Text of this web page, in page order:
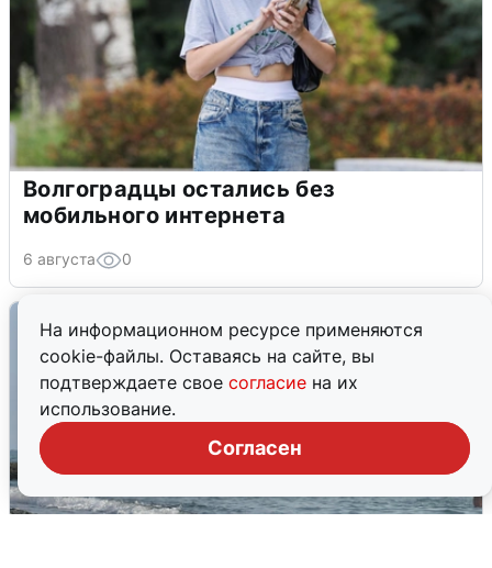
На информационном ресурсе применяются
cookie-файлы. Оставаясь на сайте, вы
подтверждаете свое согласие на их
использование.
Согласен
Волгоградцы остались без
мобильного интернета
6 августа 0